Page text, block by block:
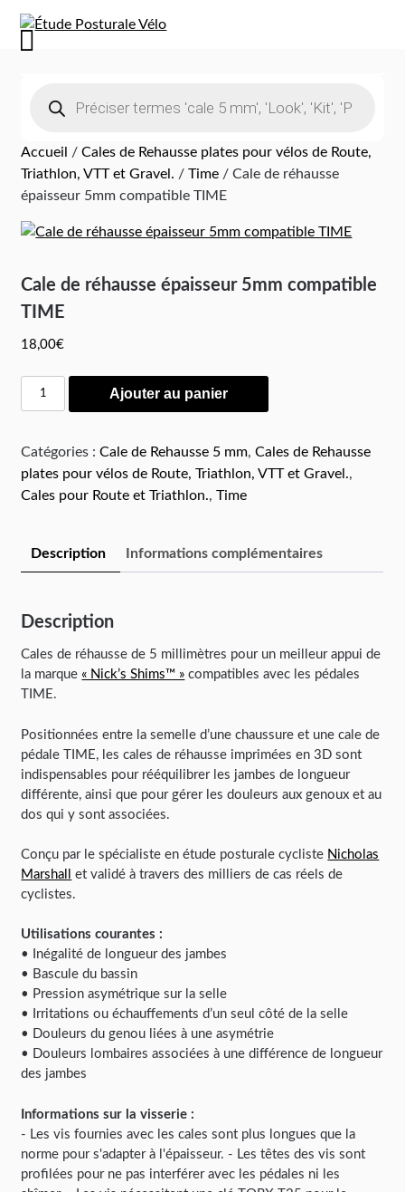
Accueil /Cales de Rehausse plates pour vélos de Route,
Triathlon, VTT et Gravel. /Time / Cale de réhausse
épaisseur 5mm compatible TIME
Cale de réhausse épaisseur 5mm compatible
TIME
18,00€
Ajouter au panier
Catégories :Cale de Rehausse 5 mm,Cales de Rehausse
plates pour vélos de Route, Triathlon, VTT et Gravel.,
Cales pour Route et Triathlon.,Time
Description Informations complémentaires
Description
Cales de réhausse de 5 millimètres pour un meilleur appui de
la marque« Nick’s Shims™ » compatibles avec les pédales
TIME.
Positionnées entre la semelle d’une chaussure et une cale de
pédale TIME, les cales de réhausse imprimées en 3D sont
indispensables pour rééquilibrer les jambes de longueur
différente, ainsi que pour gérer les douleurs aux genoux et au
dos qui y sont associées.
Conçu par le spécialiste en étude posturale cycliste Nicholas
Marshall
et validé à travers des milliers de cas réels de
cyclistes.
Utilisations courantes :
• Inégalité de longueur des jambes
• Bascule du bassin
• Pression asymétrique sur la selle
• Irritations ou échauffements d’un seul côté de la selle
• Douleurs du genou liées à une asymétrie
• Douleurs lombaires associées à une différence de longueur
des jambes
Informations sur la visserie :
- Les vis fournies avec les cales sont plus longues que la
norme pour s'adapter à l'épaisseur. - Les têtes des vis sont
profilées pour ne pas interférer avec les pédales ni les